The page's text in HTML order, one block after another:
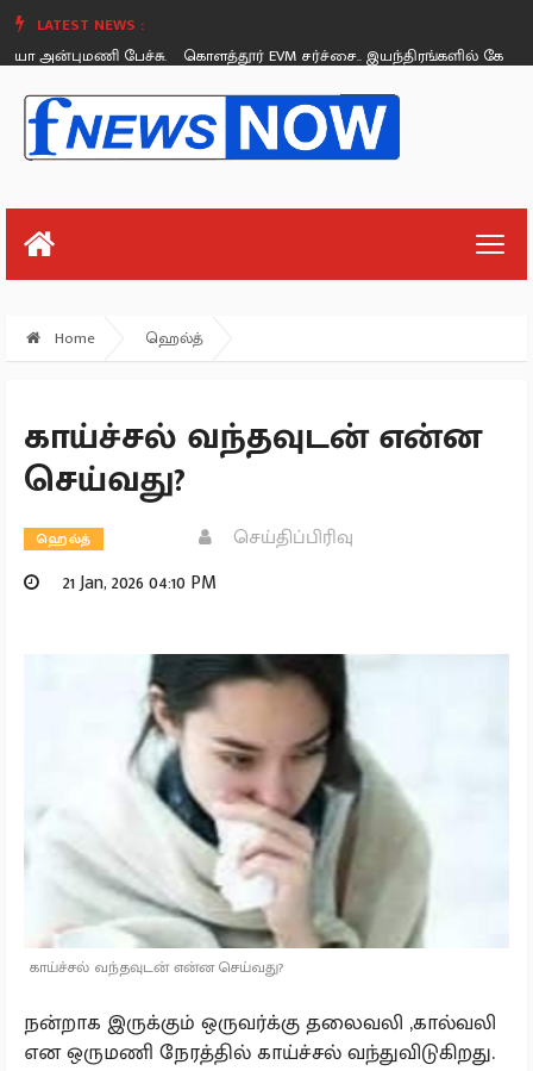
LATEST NEWS :
பேச்சு.
கொளத்தூர் EVM சர்ச்சை.. இயந்திரங்களில்
Sunday, August 26
Home ஹெல்த்
காய்ச்சல் வந்தவுடன் என்ன
செய்வது?
ஹெல்த்
செய்திப்பிரிவு
21 Jan, 2026 04:10 PM
காய்ச்சல் வந்தவுடன் என்ன செய்வது?
நன்றாக இருக்கும் ஒருவர்க்கு தலைவலி ,கால்வலி
என ஒருமணி நேரத்தில் காய்ச்சல் வந்துவிடுகிறது.